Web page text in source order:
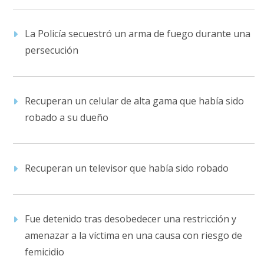
La Policía secuestró un arma de fuego durante una
persecución
Recuperan un celular de alta gama que había sido
robado a su dueño
Recuperan un televisor que había sido robado
Fue detenido tras desobedecer una restricción y
amenazar a la víctima en una causa con riesgo de
femicidio